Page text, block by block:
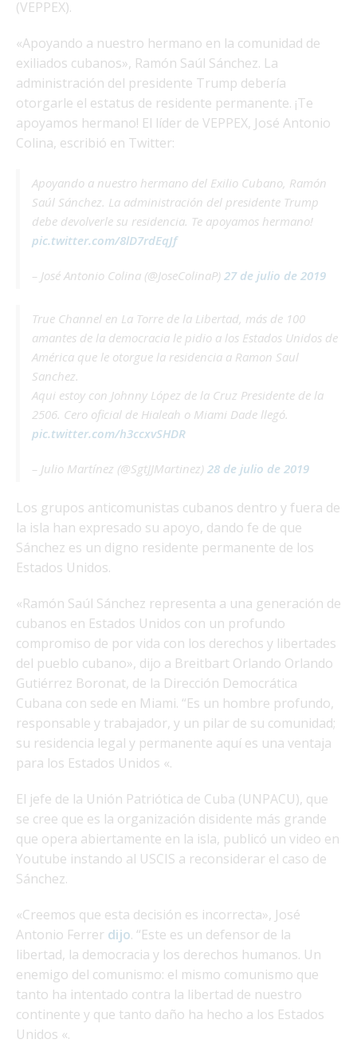
(VEPPEX).
«Apoyando a nuestro hermano en la comunidad de
exiliados cubanos», Ramón Saúl Sánchez. La
administración del presidente Trump debería
otorgarle el estatus de residente permanente. ¡Te
apoyamos hermano! El líder de VEPPEX, José Antonio
Colina, escribió en Twitter:
Apoyando a nuestro hermano del Exilio Cubano, Ramón
Saúl Sánchez. La administración del presidente Trump
debe devolverle su residencia. Te apoyamos hermano!
pic.twitter.com/8lD7rdEqJf
– José Antonio Colina (@JoseColinaP) 27 de julio de 2019
True Channel en La Torre de la Libertad, más de 100
amantes de la democracia le pidio a los Estados Unidos de
América que le otorgue la residencia a Ramon Saul
Sanchez.
Aqui estoy con Johnny López de la Cruz Presidente de la
2506. Cero oficial de Hialeah o Miami Dade llegó.
pic.twitter.com/h3ccxvSHDR
– Julio Martínez (@SgtJJMartinez) 28 de julio de 2019
Los grupos anticomunistas cubanos dentro y fuera de
la isla han expresado su apoyo, dando fe de que
Sánchez es un digno residente permanente de los
Estados Unidos.
«Ramón Saúl Sánchez representa a una generación de
cubanos en Estados Unidos con un profundo
compromiso de por vida con los derechos y libertades
del pueblo cubano», dijo a Breitbart Orlando Orlando
Gutiérrez Boronat, de la Dirección Democrática
Cubana con sede en Miami. “Es un hombre profundo,
responsable y trabajador, y un pilar de su comunidad;
su residencia legal y permanente aquí es una ventaja
para los Estados Unidos «.
El jefe de la Unión Patriótica de Cuba (UNPACU), que
se cree que es la organización disidente más grande
que opera abiertamente en la isla, publicó un video en
Youtube instando al USCIS a reconsiderar el caso de
Sánchez.
«Creemos que esta decisión es incorrecta», José
Antonio Ferrer dijo. “Este es un defensor de la
libertad, la democracia y los derechos humanos. Un
enemigo del comunismo: el mismo comunismo que
tanto ha intentado contra la libertad de nuestro
continente y que tanto daño ha hecho a los Estados
Unidos «.